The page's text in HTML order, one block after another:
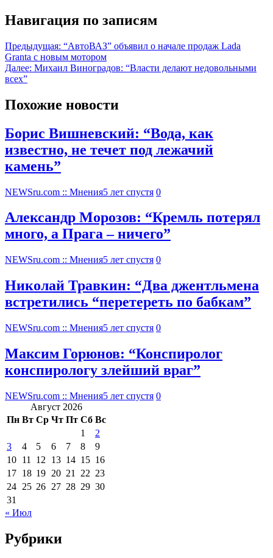
Навигация по записям
Предыдущая: “АвтоВАЗ” объявил о начале продаж Lada
Granta с новым мотором
Далее: Михаил Виноградов: “Власти делают недовольными
всех”
Похожие новости
Борис Вишневский: “Вода, как
известно, не течет под лежачий
камень”
NEWSru.com :: Мнения5 лет спустя 0
Александр Морозов: “Кремль потерял
много, а Прага – ничего”
NEWSru.com :: Мнения5 лет спустя 0
Николай Травкин: “Два джентльмена
встретились “перетереть по бабкам”
NEWSru.com :: Мнения5 лет спустя 0
Максим Горюнов: “Конспиролог
конспирологу злейший враг”
NEWSru.com :: Мнения5 лет спустя 0
Август 2026
Пн Вт Ср Чт Пт Сб Вс
1
2
3
4 5 6 7 8
9
10 11 12 13 14 15 16
17 18 19 20 21 22 23
24 25 26 27 28 29 30
31
« Июл
Рубрики